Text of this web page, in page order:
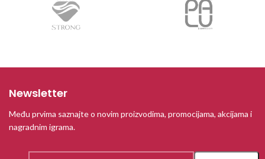
Newsletter
Među prvima saznajte o novim proizvodima, promocijama, akcijama i
nagradnim igrama.